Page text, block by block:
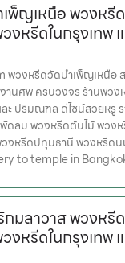
พ็ญเหนือ พวงหรี
งหรีดในกรุงเทพ
วงหรีดวัดบำเพ็ญเหนือ
านศพ ครบวงจร ร้านพวง
ะ ปริมณฑล ดีไซน์สวยหรู
ดลม พวงหรีดต้นไม้ พวงห
วงหรีดปทุมธานี พวงหรีด
to temple in
มลาวาส พวงหรี
งหรีดในกรุงเทพ